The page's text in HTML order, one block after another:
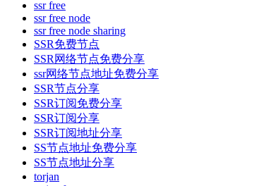
ssr free
ssr free node
ssr free node sharing
SSR免费节点
SSR网络节点免费分享
ssr网络节点地址免费分享
SSR节点分享
SSR订阅免费分享
SSR订阅分享
SSR订阅地址分享
SS节点地址免费分享
SS节点地址分享
torjan